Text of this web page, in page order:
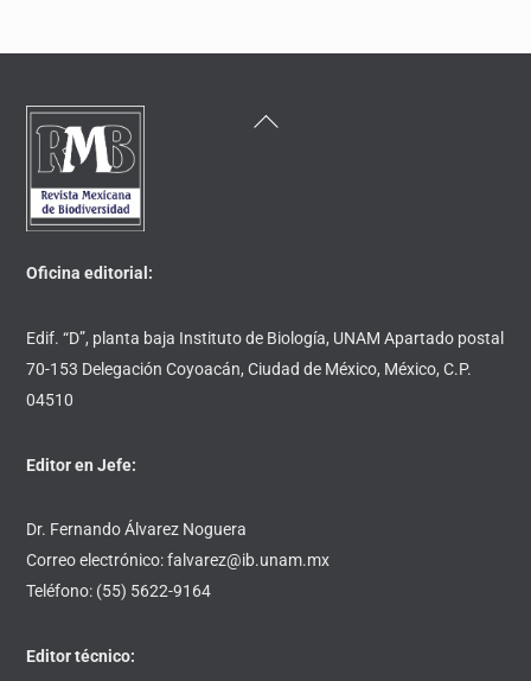
Back
Oficina editorial:
Edif. “D”, planta baja Instituto de Biología, UNAM Apartado postal
70-153 Delegación Coyoacán, Ciudad de México, México, C.P.
04510
Editor en Jefe:
Dr. Fernando Álvarez Noguera
Correo electrónico: falvarez@ib.unam.mx
Teléfono: (55) 5622-9164
Editor técnico: